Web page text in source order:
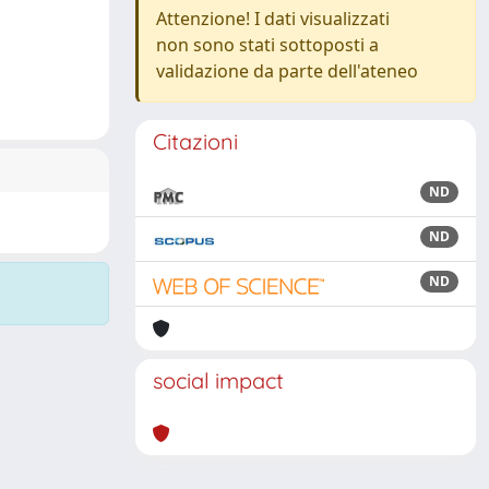
Attenzione! I dati visualizzati
non sono stati sottoposti a
validazione da parte dell'ateneo
Citazioni
ND
ND
ND
social impact